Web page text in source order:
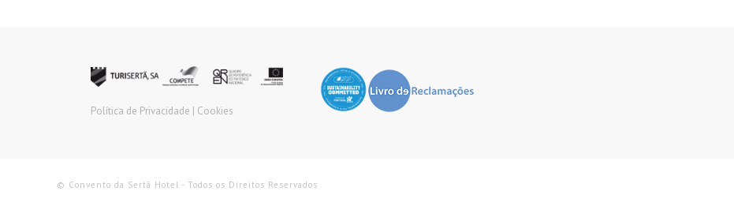
Política de Privacidade | Cookies
© Convento da Sertã Hotel - Todos os Direitos Reservados